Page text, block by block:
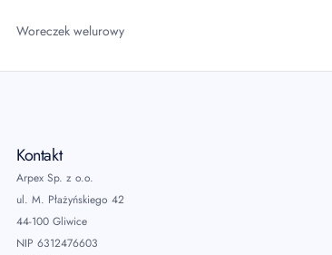
Woreczek welurowy
Kontakt
Arpex Sp. z o.o.
ul. M. Płażyńskiego 42
44-100 Gliwice
NIP 6312476603